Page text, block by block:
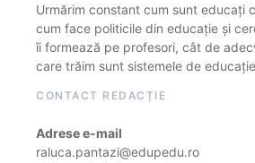
Urmărim constant cum sunt educați
cum face politicile din educație și
îi formează pe profesori, cât de
care trăim sunt sistemele de
CONTACT REDACȚIE
Adrese e-mail
raluca.pantazi@edupedu.ro